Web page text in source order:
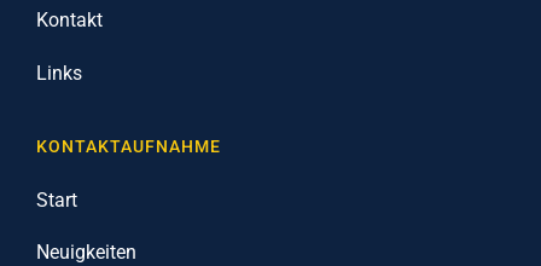
Kontakt
Links
KONTAKTAUFNAHME
Start
Neuigkeiten